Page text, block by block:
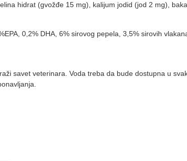
hidrat (gvožđe 15 mg), kalijum jodid (jod 2 mg),
0,2% DHA, 6% sirovog pepela, 3,5% sirovih
savet veterinara. Voda treba da bude dostupna u